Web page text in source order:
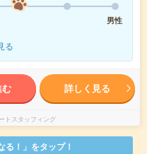
男性
る
む 詳しく見る
トスタッフィング
！」をタップ！